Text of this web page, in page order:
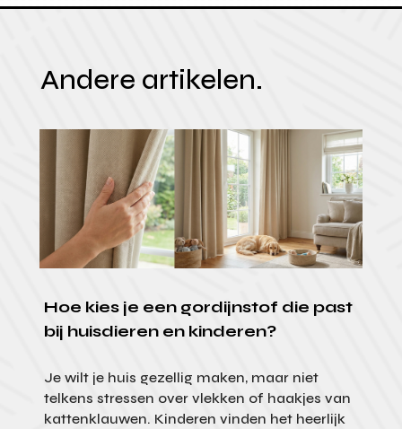
Andere artikelen.
Hoe kies je een gordijnstof die past
bij huisdieren en kinderen?
Je wilt je huis gezellig maken, maar niet
telkens stressen over vlekken of haakjes van
kattenklauwen. Kinderen vinden het heerlijk